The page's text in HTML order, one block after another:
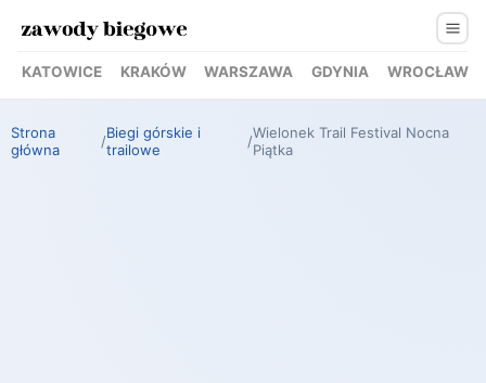
KATOWICE KRAKÓW WARSZAWA GDYNIA WROCŁAW
Strona
główna
/Biegi górskie i
trailowe
/Wielonek Trail Festival Nocna
Piątka